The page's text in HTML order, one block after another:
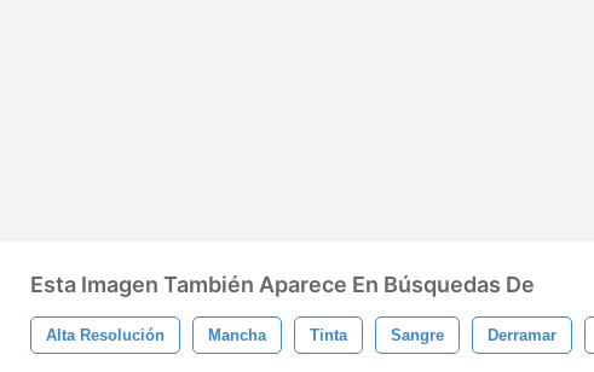
Esta Imagen También Aparece En Búsquedas De
Alta Resolución Mancha Tinta Sangre Derramar